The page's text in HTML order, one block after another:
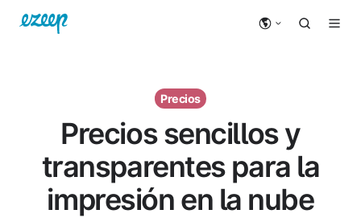
Precios
Precios sencillos y
transparentes para la
impresión en la nube